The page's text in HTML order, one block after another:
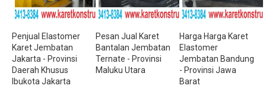
Penjual Elastomer
Karet Jembatan
Jakarta - Provinsi
Daerah Khusus
Ibukota Jakarta
Pesan Jual Karet
Bantalan Jembatan
Ternate - Provinsi
Maluku Utara
Harga Harga Karet
Elastomer
Jembatan Bandung
- Provinsi Jawa
Barat